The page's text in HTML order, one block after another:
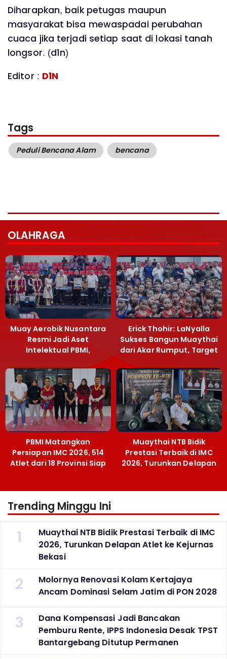
Diharapkan, baik petugas maupun
masyarakat bisa mewaspadai perubahan
cuaca jika terjadi setiap saat di lokasi tanah
longsor. (d1n)
Editor : D1N
Tags
Peduli Bencana Alam bencana
OLAHRAGA
Muay Aerobik Nusantara
Resmi Jadi Aset
Intelektual PBMI,
Terobosan Bangun
Grassroots
Erick Thohir: LaNyalla
Sukses Bangun Muaythai
dari Akar Rumput, Target
PBMI Matangkan
Persiapan IMC 2026, 514
Atlet dari 18 Provinsi Siap
Berlaga Besok di Bekasi
Muaythai NTB Bidik
Prestasi Terbaik di IMC
2026, Turunkan Delapan
Atlet ke Kejurnas Bekasi
Trending Minggu Ini
1
Muaythai NTB Bidik Prestasi Terbaik di IMC
2026, Turunkan Delapan Atlet ke Kejurnas
Bekasi
2
Molornya Renovasi Kolam Kertajaya
Ancam Dominasi Selam Jatim di PON 2028
3
Dana Kompensasi Jadi Bancakan
Pemburu Rente, IPPS Indonesia Desak TPST
Bantargebang Ditutup Permanen